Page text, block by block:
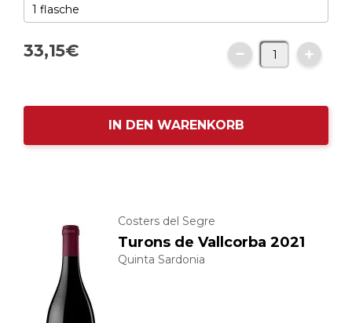
33,15€
IN DEN WARENKORB
Costers del Segre
Turons de Vallcorba 2021
Quinta Sardonia